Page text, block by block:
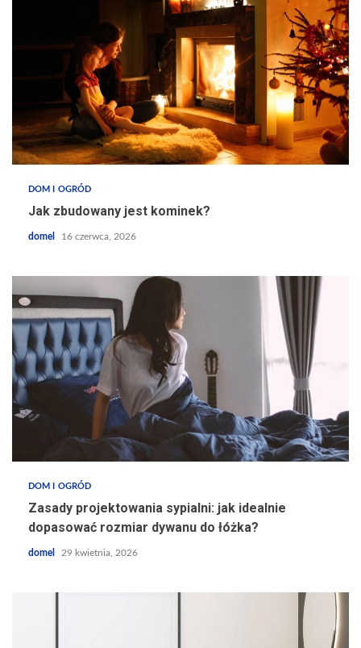
DOM I OGRÓD
Jak zbudowany jest kominek?
domel 16 czerwca, 2026
DOM I OGRÓD
Zasady projektowania sypialni: jak idealnie
dopasować rozmiar dywanu do łóżka?
domel 29 kwietnia, 2026